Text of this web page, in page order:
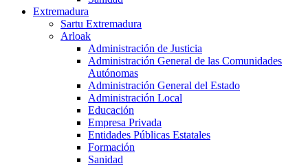
Extremadura
Sartu Extremadura
Arloak
Administración de Justicia
Administración General de las Comunidades
Autónomas
Administración General del Estado
Administración Local
Educación
Empresa Privada
Entidades Públicas Estatales
Formación
Sanidad